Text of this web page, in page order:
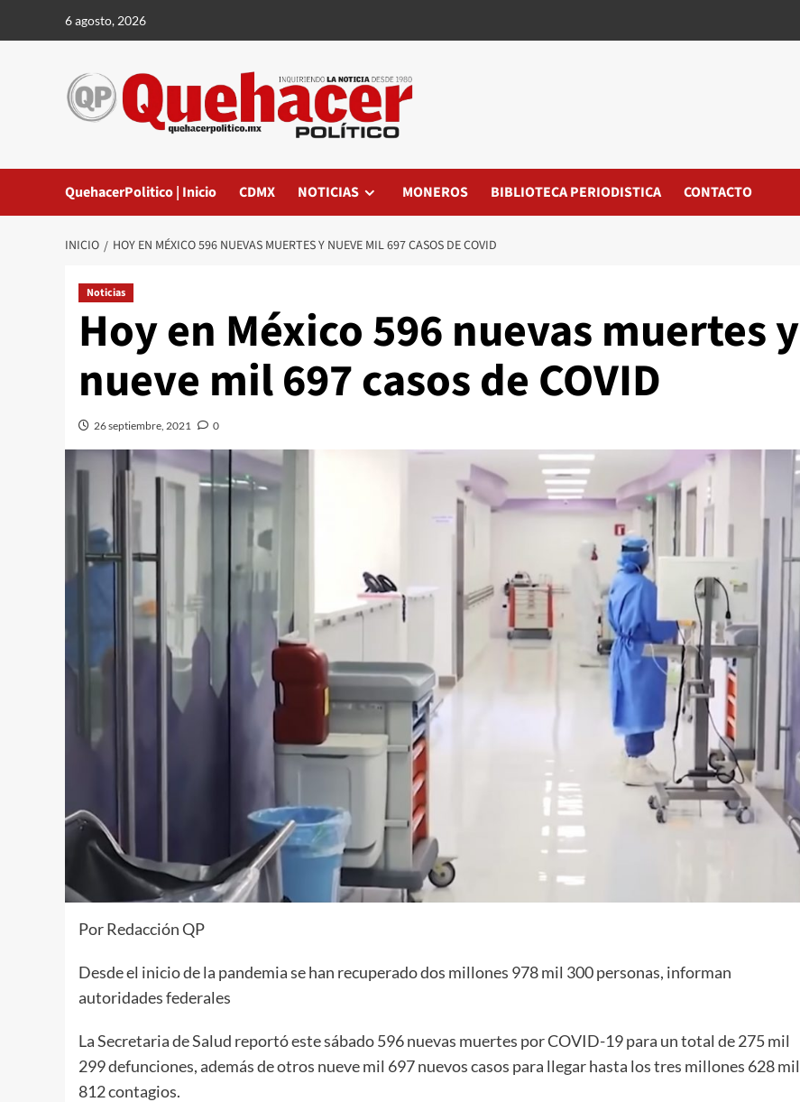
6 agosto, 2026
QuehacerPolitico | Inicio CDMX NOTICIAS MONEROS BIBLIOTECA PERIODISTICA CONTACTO
INICIO HOY EN MÉXICO 596 NUEVAS MUERTES Y NUEVE MIL 697 CASOS DE COVID
Noticias
Hoy en México 596 nuevas muertes y
nueve mil 697 casos de COVID
26 septiembre, 2021 0
Por Redacción QP
Desde el inicio de la pandemia se han recuperado dos millones 978 mil 300 personas, informan
autoridades federales
La Secretaria de Salud reportó este sábado 596 nuevas muertes por COVID-19 para un total de 275 mil
299 defunciones, además de otros nueve mil 697 nuevos casos para llegar hasta los tres millones 628 mil
812 contagios.